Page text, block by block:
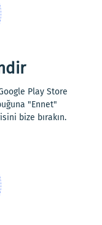
Play Store
"Ennet"
bize bırakın.